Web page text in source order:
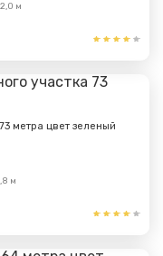
2,0 м
метра цвет зеленый
м